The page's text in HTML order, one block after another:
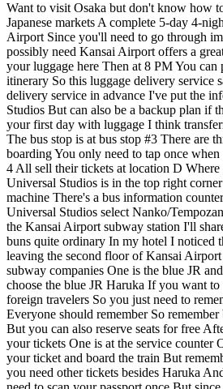
Want to visit Osaka but don't know how
Japanese markets A complete 5-day 4-
Airport Since you'll need to go through
possibly need Kansai Airport offers a
your luggage here Then at 8 PM You
itinerary So this luggage delivery service
delivery service in advance I've put the
Studios But can also be a backup plan if
your first day with luggage I think
The bus stop is at bus stop #3 There are
boarding You only need to tap once
4 All sell their tickets at location D Where
Universal Studios is in the top right
machine There's a bus information
Universal Studios select Nanko/
the Kansai Airport subway station I'll
buns quite ordinary In my hotel I noticed
leaving the second floor of Kansai
subway companies One is the blue JR
choose the blue JR Haruka If you want
foreign travelers So you just need to
Everyone should remember So
But you can also reserve seats for free
your tickets One is at the service counter
your ticket and board the train But
you need other tickets besides Haruka